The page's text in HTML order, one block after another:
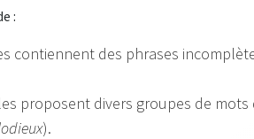
:
contiennent des phrases
proposent divers groupes de
).